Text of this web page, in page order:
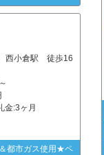
西小倉駅 徒歩16
金:3ヶ月
都市ガス使用★ペ